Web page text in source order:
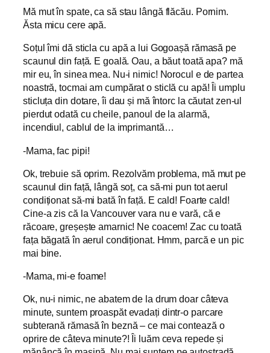
Mă mut în spate, ca să stau lângă flăcău. Pornim.
Ăsta micu cere apă.
Soțul îmi dă sticla cu apă a lui Gogoașă rămasă pe
scaunul din față. E goală. Oau, a băut toată apa? mă
mir eu, în sinea mea. Nu-i nimic! Norocul e de partea
noastră, tocmai am cumpărat o sticlă cu apă! Îi umplu
sticluța din dotare, îi dau și mă întorc la căutat zen-ul
pierdut odată cu cheile, panoul de la alarmă,
incendiul, cablul de la imprimantă…
-Mama, fac pipi!
Ok, trebuie să oprim. Rezolvăm problema, mă mut pe
scaunul din față, lângă soț, ca să-mi pun tot aerul
condiționat să-mi bată în față. E cald! Foarte cald!
Cine-a zis că la Vancouver vara nu e vară, că e
răcoare, greșește amarnic! Ne coacem! Zac cu toată
fața băgată în aerul condiționat. Hmm, parcă e un pic
mai bine.
-Mama, mi-e foame!
Ok, nu-i nimic, ne abatem de la drum doar câteva
minute, suntem proaspăt evadați dintr-o parcare
subterană rămasă în beznă – ce mai contează o
oprire de câteva minute?! Îi luăm ceva repede și